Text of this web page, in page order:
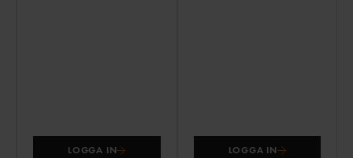
LOGGA IN LOGGA IN